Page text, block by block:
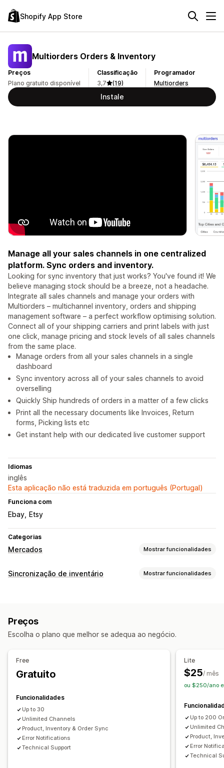
Shopify App Store
Multiorders Orders & Inventory
Preços
Plano gratuito disponível
Classificação
3,7
(19)
Programador
Multiorders
Instale
Manage all your sales channels in one centralized
platform. Sync orders and inventory.
Looking for sync inventory that just works? You've found it! We
believe managing stock should be a breeze, not a headache.
Integrate all sales channels and manage your orders with
Multiorders – multichannel inventory, orders and shipping
management software – a perfect workflow optimising solution.
Connect all of your shipping carriers and print labels with just
one click, manage pricing and stock levels of all sales channels
from the same place.
Manage orders from all your sales channels in a single
dashboard
Sync inventory across all of your sales channels to avoid
overselling
Quickly Ship hundreds of orders in a matter of a few clicks
Print all the necessary documents like Invoices, Return
forms, Picking lists etc
Get instant help with our dedicated live customer support
Idiomas
inglês
Esta aplicação não está traduzida em português (Portugal)
Funciona com
Ebay Etsy
Categorias
Mercados Mostrar funcionalidades
Gestão de listagens
Gestão de encomendas
Processamento em vários locais
Encomendas em lote
Sincronização de inventário
Sincronização de inventário Mostrar funcionalidades
SKUs Multicanais
Preços
Escolha o plano que melhor se adequa ao negócio.
Free
Gratuito
Funcionalidades
Up to 30
Unlimited Channels
Product, Inventory & Order Sync
Error Notifications
Technical Support
Lite
$25/ mês
ou $250/ano e
Up to 200
Unlimited
Product,
Error
Technical